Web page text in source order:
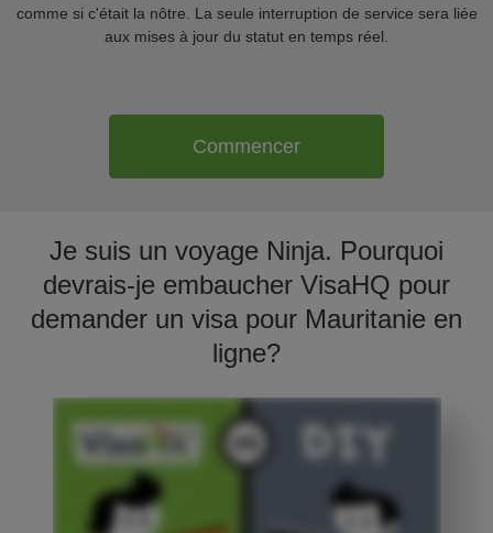
comme si c'était la nôtre. La seule interruption de service sera liée
aux mises à jour du statut en temps réel.
Commencer
Je suis un voyage Ninja. Pourquoi
devrais-je embaucher VisaHQ pour
demander un visa pour Mauritanie en
ligne?